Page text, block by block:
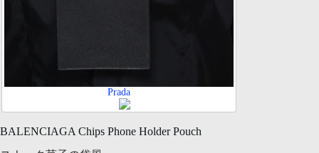
Prada
BALENCIAGA Chips Phone Holder Pouch